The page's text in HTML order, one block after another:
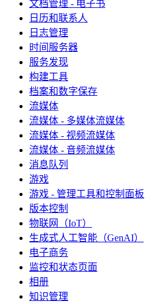
文档管理 - 电子书
日历和联系人
日志管理
时间服务器
服务发现
构建工具
档案和数字保存
流媒体
流媒体 - 多媒体流媒体
流媒体 - 视频流媒体
流媒体 - 音频流媒体
消息队列
游戏
游戏 - 管理工具和控制面板
版本控制
物联网（IoT）
生成式人工智能（GenAI）
电子商务
监控和状态页面
相册
知识管理